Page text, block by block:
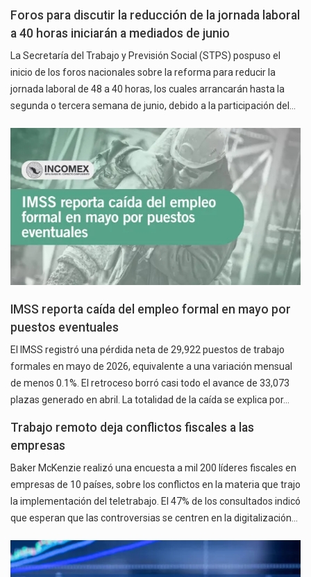
Foros para discutir la reducción de la jornada laboral
a 40 horas iniciarán a mediados de junio
La Secretaría del Trabajo y Previsión Social (STPS) pospuso el
inicio de los foros nacionales sobre la reforma para reducir la
jornada laboral de 48 a 40 horas, los cuales arrancarán hasta la
segunda o tercera semana de junio, debido a la participación del…
IMSS reporta caída del empleo formal en mayo por
puestos eventuales
El IMSS registró una pérdida neta de 29,922 puestos de trabajo
formales en mayo de 2026, equivalente a una variación mensual
de menos 0.1%. El retroceso borró casi todo el avance de 33,073
plazas generado en abril. La totalidad de la caída se explica por…
Trabajo remoto deja conflictos fiscales a las
empresas
Baker McKenzie realizó una encuesta a mil 200 líderes fiscales en
empresas de 10 países, sobre los conflictos en la materia que trajo
la implementación del teletrabajo. El 47% de los consultados indicó
que esperan que las controversias se centren en la digitalización…